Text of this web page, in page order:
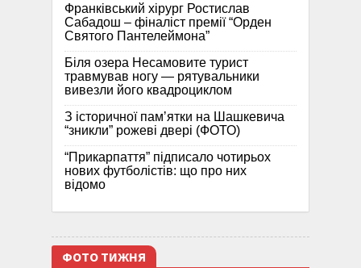
Франківський хірург Ростислав
Сабадош – фіналіст премії “Орден
Святого Пантелеймона”
Біля озера Несамовите турист
травмував ногу — рятувальники
вивезли його квадроциклом
З історичної памʼятки на Шашкевича
“зникли” рожеві двері (ФОТО)
“Прикарпаття” підписало чотирьох
нових футболістів: що про них
відомо
ФОТО ТИЖНЯ